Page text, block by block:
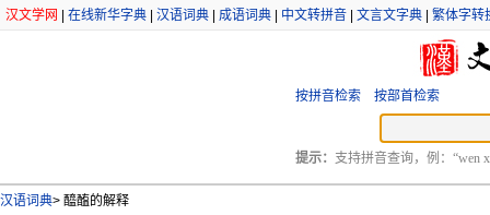
汉文学网 在线新华字典 汉语词典 成语词典 中文转拼音 文言文字典 繁体字转
按拼音检索 按部首检索
提示： 支持拼音查询，例：“wen
汉语词典> 醯醢的解释